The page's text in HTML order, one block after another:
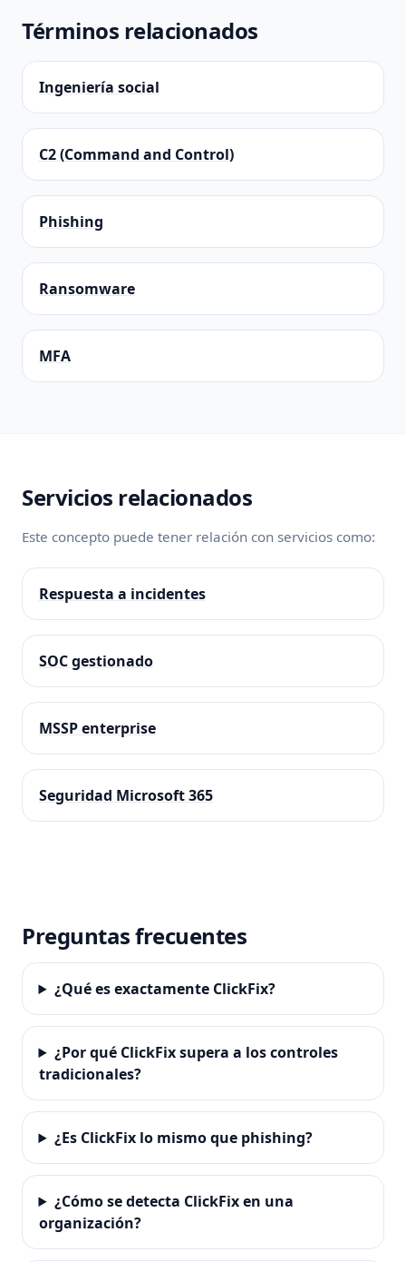
Términos relacionados
Ingeniería social
C2 (Command and Control)
Phishing
Ransomware
MFA
Servicios relacionados
Este concepto puede tener relación con servicios como:
Respuesta a incidentes
SOC gestionado
MSSP enterprise
Seguridad Microsoft 365
Preguntas frecuentes
¿Qué es exactamente ClickFix?
¿Por qué ClickFix supera a los controles
tradicionales?
¿Es ClickFix lo mismo que phishing?
¿Cómo se detecta ClickFix en una
organización?